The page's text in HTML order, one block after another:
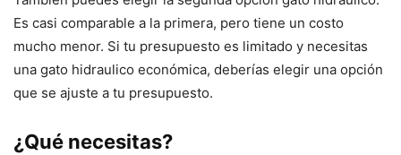
Es casi comparable a la primera, pero tiene un costo
mucho menor. Si tu presupuesto es limitado y necesitas
una gato hidraulico económica, deberías elegir una opción
que se ajuste a tu presupuesto.
¿Qué necesitas?